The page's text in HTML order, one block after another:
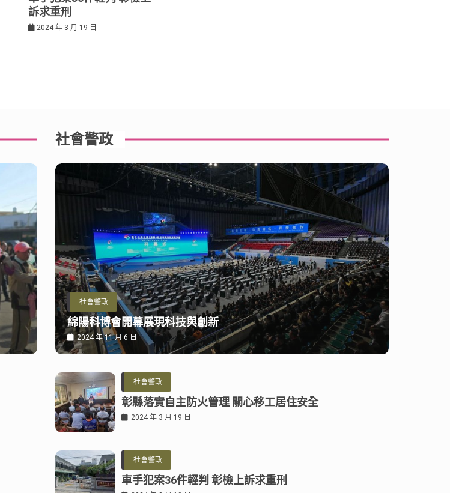
訴求重刑
2024 年 3 月 19 日
社會警政
社會警政
綿陽科博會開幕展現科技與創新
2024 年 11 月 6 日
社會警政
彰縣落實自主防火管理 關心移工居住安全
2024 年 3 月 19 日
社會警政
車手犯案36件輕判 彰檢上訴求重刑